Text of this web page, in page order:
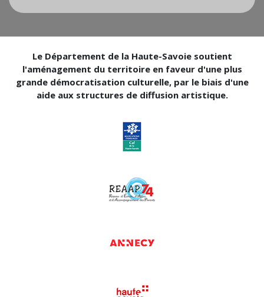
Le Département de la Haute-Savoie soutient
l'aménagement du territoire en faveur d'une plus
grande démocratisation culturelle, par le biais d'une
aide aux structures de diffusion artistique.